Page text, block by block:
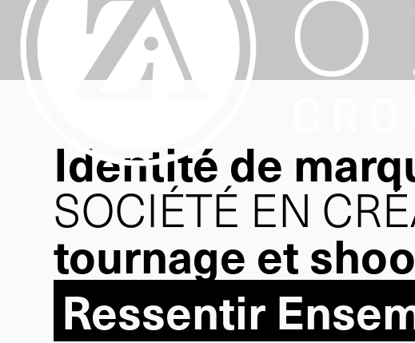
accueil
Identité de
SOCIÉTÉ EN
tournage et
Ressentir